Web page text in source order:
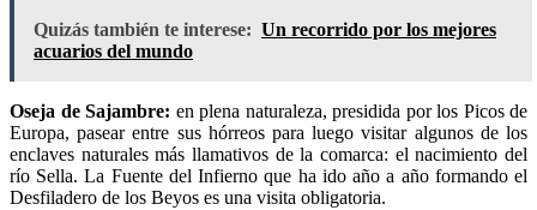
Quizás también te interese: Un recorrido por los mejores
acuarios del mundo
Oseja de Sajambre: en plena naturaleza, presidida por los Picos de
Europa, pasear entre sus hórreos para luego visitar algunos de los
enclaves naturales más llamativos de la comarca: el nacimiento del
río Sella. La Fuente del Infierno que ha ido año a año formando el
Desfiladero de los Beyos es una visita obligatoria.